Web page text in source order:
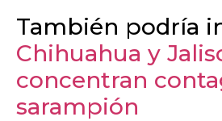
También podría
Chihuahua y
concentran
sarampión